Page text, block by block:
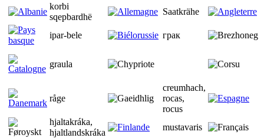
korbi
sqepbardhë
Saatkrähe
ipar-bele грак
graula
råge
creumhach,
rocas,
rocus
hjaltakráka,
hjaltlandskráka
mustavaris